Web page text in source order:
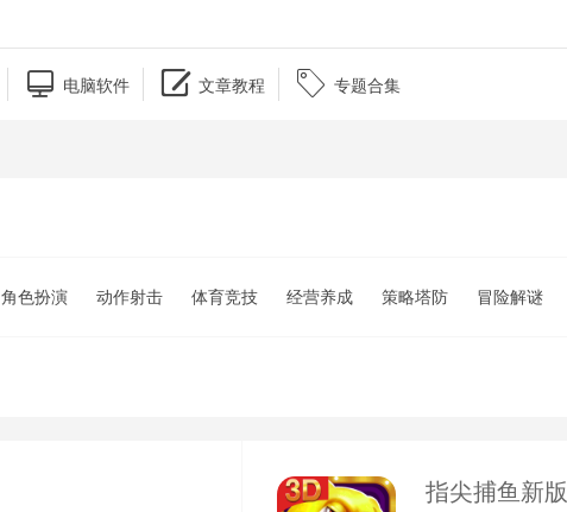
 电脑软件  文章教程  专题合集
角色扮演 动作射击 体育竞技 经营养成 策略塔防 冒险解谜
指尖捕鱼新版